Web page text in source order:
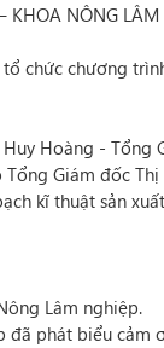
NÔNG LÂM
chức chương
Hoàng - Tổng
Giám đốc
kĩ thuật sản
Lâm nghiệp.
phát biểu cảm